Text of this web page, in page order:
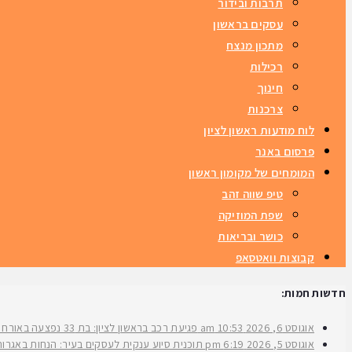
עסקים בראשון
מתכון מנצח
רכילות
חינוך
צרכנות
לוח מודעות ראשון לציון
פרסום באנר
המומחים של מקומון ראשון
טיפ שווה זהב
שפת המוזיקה
כושר ובריאות
קבוצות וואטסאפ
חדשות חמות:
אוגוסט 6, 2026 10:53 am
פגיעת רכב בראשון לציון: בת 33 נפצעה באורח בינוני ברחוב ירושלים
אוגוסט 5, 2026
6:19 pm
תוכנית סיוע ענקית לעסקים בעיר: הנחות